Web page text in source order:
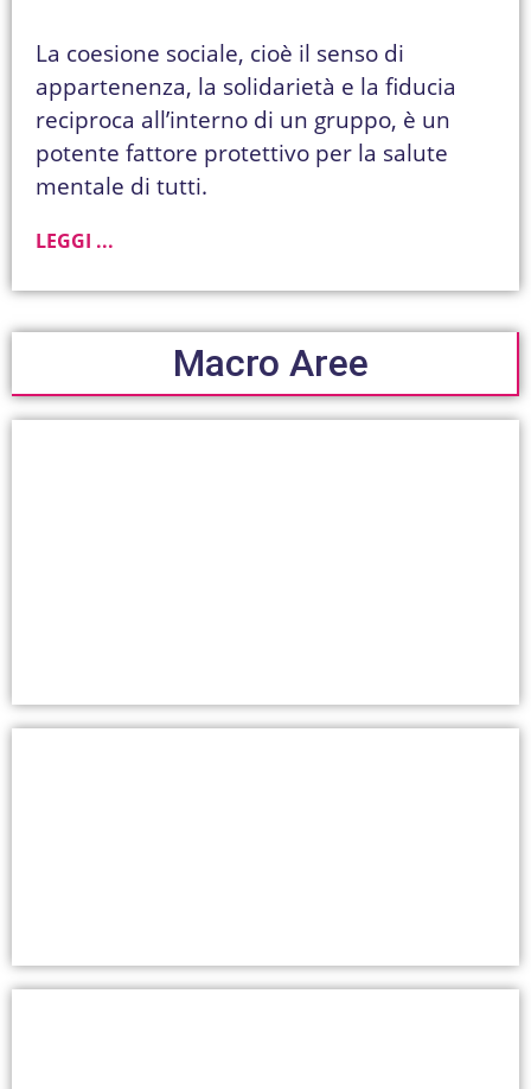
La coesione sociale, cioè il senso di
appartenenza, la solidarietà e la fiducia
reciproca all’interno di un gruppo, è un
potente fattore protettivo per la salute
mentale di tutti.
LEGGI ...
Macro Aree